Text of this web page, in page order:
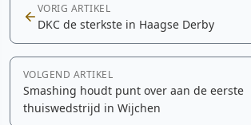
VORIG ARTIKEL
DKC de sterkste in Haagse Derby
VOLGEND ARTIKEL
Smashing houdt punt over aan de eerste
thuiswedstrijd in Wijchen